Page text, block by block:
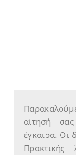
αίτησή
έγκαιρα. Οι
Πρακτικής